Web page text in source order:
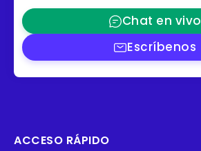
Chat en vivo
Escríbenos
ACCESO RÁPIDO